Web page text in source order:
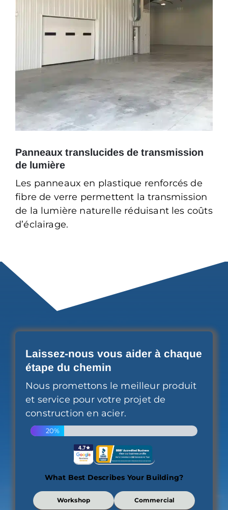
Panneaux translucides de transmission
de lumière
Les panneaux en plastique renforcés de
fibre de verre permettent la transmission
de la lumière naturelle réduisant les coûts
d’éclairage.
Laissez-nous vous aider à chaque
étape du chemin
Nous promettons le meilleur produit
et service pour votre projet de
construction en acier.
20%
What Best Describes Your Building?
What
Best
Workshop Commercial